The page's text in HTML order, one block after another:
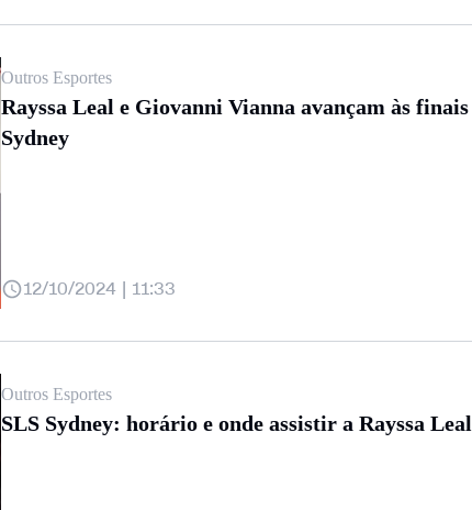
Outros Esportes
Rayssa Leal e Giovanni Vianna avançam às finais
Sydney
12/10/2024 | 11:33
Outros Esportes
SLS Sydney: horário e onde assistir a Rayssa Leal